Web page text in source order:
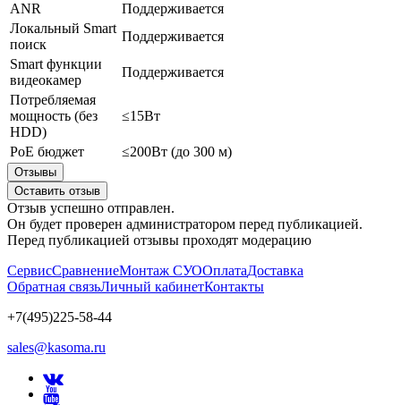
ANR
Поддерживается
Локальный Smart
поиск
Поддерживается
Smart функции
видеокамер
Поддерживается
Потребляемая
мощность (без
HDD)
≤15Вт
PoE бюджет ≤200Вт (до 300 м)
Отзывы
Оставить отзыв
Отзыв успешно отправлен.
Он будет проверен администратором перед публикацией.
Перед публикацией отзывы проходят модерацию
СервисСравнениеМонтаж СУООплатаДоставка
Обратная связьЛичный кабинетКонтакты
+7(495)225-58-44
sales@kasoma.ru